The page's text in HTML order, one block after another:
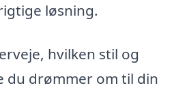
løsning.
hvilken stil og
du drømmer om til din